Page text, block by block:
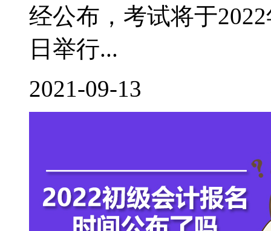
经公布，考试将于
日举行...
2021-09-13